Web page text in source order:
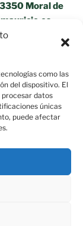
como las
del dispositivo. El
datos
únicas
puede afectar
Moral de